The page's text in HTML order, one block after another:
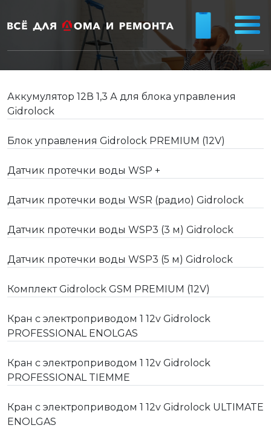
Аккумулятор 12В 1,3 А для блока управления
Gidrolock
Блок управления Gidrolock PREMIUM (12V)
Датчик протечки воды WSP +
Датчик протечки воды WSR (радио) Gidrolock
Датчик протечки воды WSР3 (3 м) Gidrolock
Датчик протечки воды WSР3 (5 м) Gidrolock
Комплект Gidrolock GSM PREMIUM (12V)
Кран с электроприводом 1 12v Gidrolock
PROFESSIONAL ENOLGAS
Кран с электроприводом 1 12v Gidrolock
PROFESSIONAL TIEMME
Кран с электроприводом 1 12v Gidrolock ULTIMATE
ENOLGAS